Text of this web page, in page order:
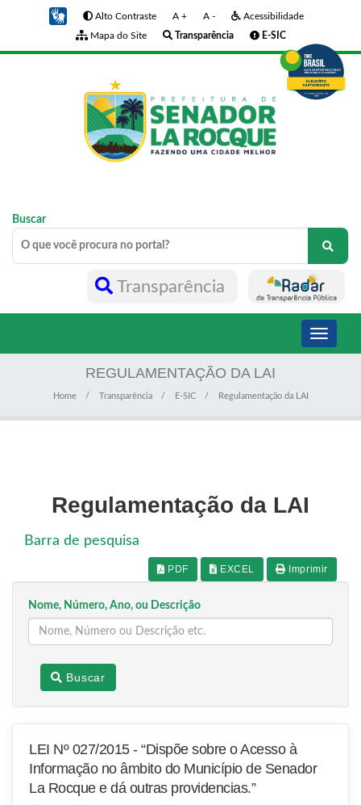
Alto Contraste A + A -
Acessibilidade
Mapa do Site
Transparência E-SIC
Buscar
Transparência
Toggle
REGULAMENTAÇÃO DA LAI
Home Transparência E-SIC Regulamentação da LAI
Regulamentação da LAI
Barra de pesquisa
PDF EXCEL Imprimir
Nome, Número, Ano, ou Descrição
Buscar
LEI Nº 027/2015 - “Dispõe sobre o Acesso à
Informação no âmbito do Município de Senador
La Rocque e dá outras providencias.”